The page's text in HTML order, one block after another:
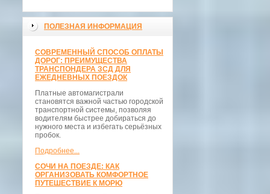
ПОЛЕЗНАЯ ИНФОРМАЦИЯ
СОВРЕМЕННЫЙ СПОСОБ ОПЛАТЫ
ДОРОГ: ПРЕИМУЩЕСТВА
ТРАНСПОНДЕРА ЗСД ДЛЯ
ЕЖЕДНЕВНЫХ ПОЕЗДОК
Платные автомагистрали
становятся важной частью городской
транспортной системы, позволяя
водителям быстрее добираться до
нужного места и избегать серьёзных
пробок.
Подробнее...
СОЧИ НА ПОЕЗДЕ: КАК
ОРГАНИЗОВАТЬ КОМФОРТНОЕ
ПУТЕШЕСТВИЕ К МОРЮ